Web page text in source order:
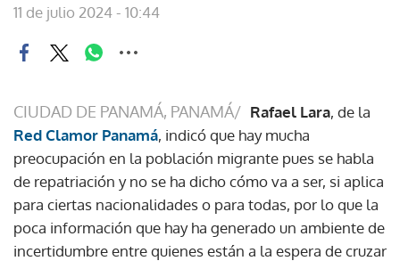
11 de julio 2024 - 10:44
CIUDAD DE PANAMÁ, PANAMÁ/ Rafael Lara, de la
Red Clamor Panamá, indicó que hay mucha
preocupación en la población migrante pues se habla
de repatriación y no se ha dicho cómo va a ser, si aplica
para ciertas nacionalidades o para todas, por lo que la
poca información que hay ha generado un ambiente de
incertidumbre entre quienes están a la espera de cruzar